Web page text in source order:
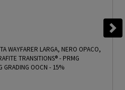
WAYFARER LARGA, NERO OPACO,
TRANSITIONS® - PRMG
GRADING OOCN - 15%